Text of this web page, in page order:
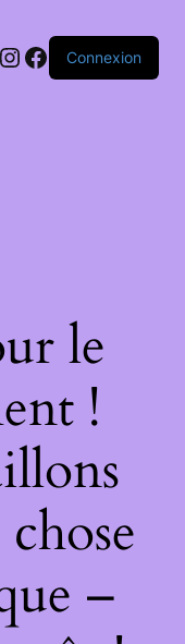
Instagram
Facebook
Connexion
le
!
–